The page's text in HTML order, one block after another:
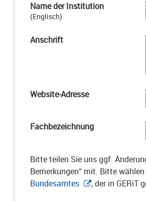
Name der Institution
(Englisch)
Anschrift
Website-Adresse
Fachbezeichnung
Bitte teilen Sie uns ggf.
Bemerkungen“ mit. Bitte
Bundesamtes
, der in GERiT